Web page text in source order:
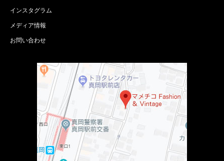
インスタグラム
メディア情報
お問い合わせ